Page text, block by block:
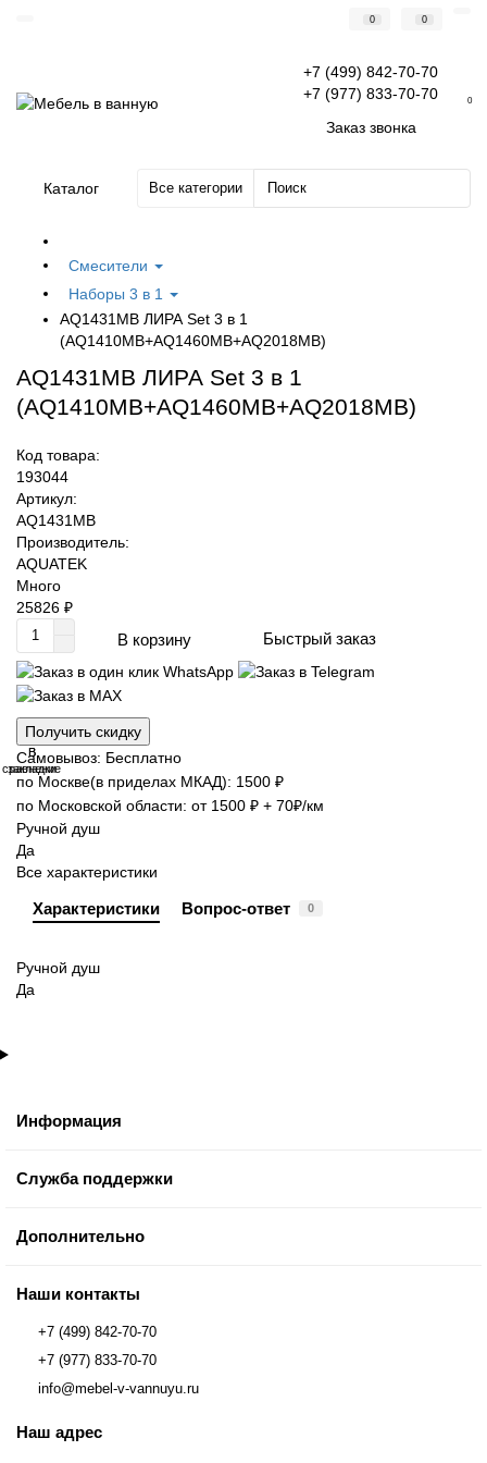
0 0
+7 (499) 842-70-70
+7 (977) 833-70-70
Заказ звонка
0
Каталог Все категории
Смесители
Наборы 3 в 1
AQ1431MB ЛИРА Set 3 в 1
(AQ1410MB+AQ1460MB+AQ2018MB)
AQ1431MB ЛИРА Set 3 в 1
(AQ1410MB+AQ1460MB+AQ2018MB)
Код товара:
193044
Артикул:
AQ1431MB
Производитель:
AQUATEK
Много
25826 ₽
В корзину Быстрый заказ
Получить скидку
В
закладки
В
сравнение
Самовывоз: Бесплатно
по Москве(в приделах МКАД): 1500 ₽
по Московской области: от 1500 ₽ + 70₽/км
Ручной душ
Да
Все характеристики
Характеристики Вопрос-ответ 0
Ручной душ
Да
Информация
Служба поддержки
Дополнительно
Наши контакты
+7 (499) 842-70-70
+7 (977) 833-70-70
info@mebel-v-vannuyu.ru
Наш адрес